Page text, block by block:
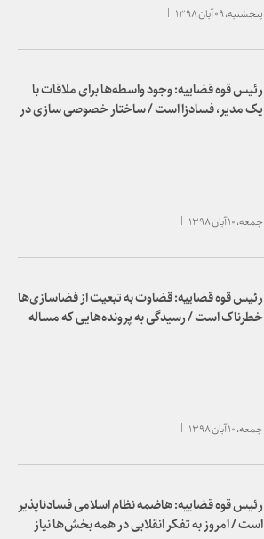
پنجشنبه، ۰۹ آبان ۱۳۹۸
رئیس قوه قضاییه: وجود واسطه‌ها برای ملاقات با
یک مدیر، فسادزا است / ساختار خصوصی سازی در
جمعه، ۱۰ آبان ۱۳۹۸
رئیس قوه قضاییه: قضاوت به تبعیت از فضاسازی‌ها
خطرناک است / رسیدگی به پرونده‌هایی که مساله
جمعه، ۱۰ آبان ۱۳۹۸
رئیس قوه قضاییه: هاضمه نظام اسلامی فسادناپذیر
است / امروز به تفکر انقلابی در همه بخش‌ها نیاز